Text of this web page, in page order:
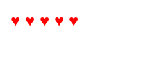
♥ ♥ ♥ ♥ ♥